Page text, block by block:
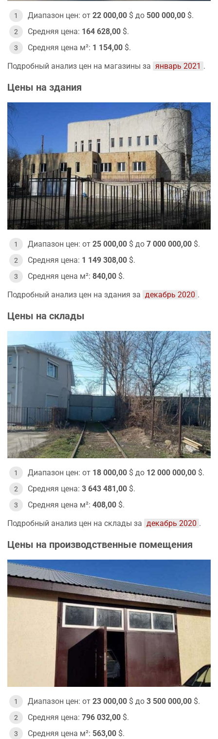
Диапазон цен: от 22 000,00 $ до 500 000,00 $.
Средняя цена: 164 628,00 $.
Средняя цена м²: 1 154,00 $.
Подробный анализ цен на магазины за январь 2021 .
Цены на здания
Диапазон цен: от 25 000,00 $ до 7 000 000,00 $.
Средняя цена: 1 149 308,00 $.
Средняя цена м²: 840,00 $.
Подробный анализ цен на здания за декабрь 2020 .
Цены на склады
Диапазон цен: от 18 000,00 $ до 12 000 000,00 $.
Средняя цена: 3 643 481,00 $.
Средняя цена м²: 408,00 $.
Подробный анализ цен на склады за декабрь 2020 .
Цены на производственные помещения
Диапазон цен: от 23 000,00 $ до 3 500 000,00 $.
Средняя цена: 796 032,00 $.
Средняя цена м²: 563,00 $.